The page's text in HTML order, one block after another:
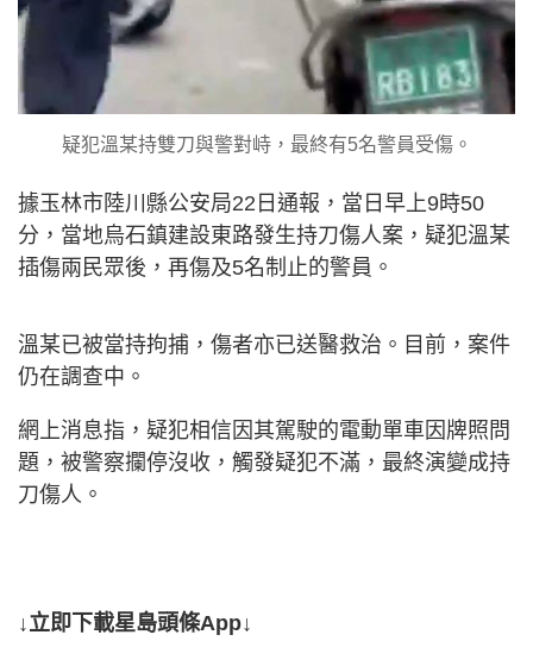
疑犯溫某持雙刀與警對峙，最終有5名警員受傷。
據玉林市陸川縣公安局22日通報，當日早上9時50
分，當地烏石鎮建設東路發生持刀傷人案，疑犯溫某
插傷兩民眾後，再傷及5名制止的警員。
溫某已被當持拘捕，傷者亦已送醫救治。目前，案件
仍在調查中。
網上消息指，疑犯相信因其駕駛的電動單車因牌照問
題，被警察攔停沒收，觸發疑犯不滿，最終演變成持
刀傷人。
↓立即下載星島頭條App↓